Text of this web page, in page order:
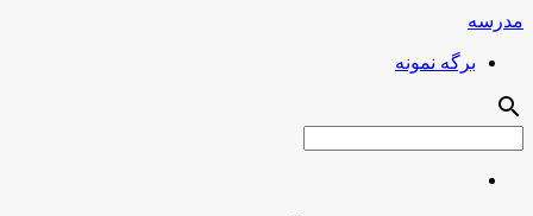
مدرسه
برگه نمونه
search